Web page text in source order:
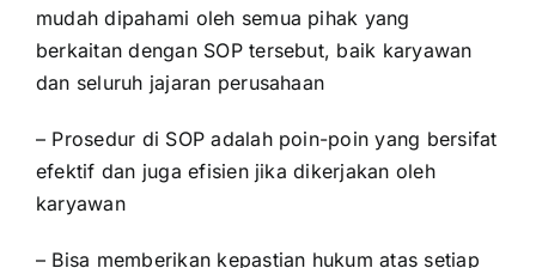
mudah dipahami oleh semua pihak yang
berkaitan dengan SOP tersebut, baik karyawan
dan seluruh jajaran perusahaan
– Prosedur di SOP adalah poin-poin yang bersifat
efektif dan juga efisien jika dikerjakan oleh
karyawan
– Bisa memberikan kepastian hukum atas setiap